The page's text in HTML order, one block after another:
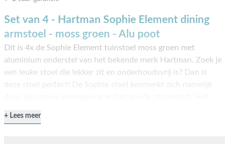
Set van 4 - Hartman Sophie Element dining
armstoel - moss groen - Alu poot
Dit is 4x de Sophie Element tuinstoel moss groen met
aluminium onderstel van het bekende merk Hartman. Zoek je
een leuke stoel die lekker zit en onderhoudsvrij is? Dan is
deze stoel perfect! De Sophie stoel kenmerkt zich namelijk
Lees meer